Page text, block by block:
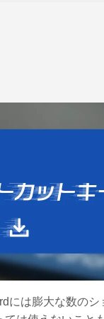
ム > Word 公開
でシ
ない場合
には膨大な数の